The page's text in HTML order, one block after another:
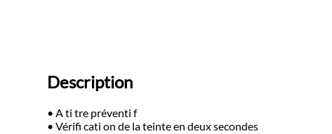
Description
• A ti tre préventi f
• Vérifi cati on de la teinte en deux secondes